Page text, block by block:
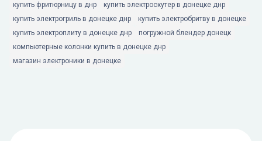
купить фритюрницу в днр
купить электроскутер в донецке днр
купить электрогриль в донецке днр
купить электробритву в донецке
купить электроплиту в донецке днр
погружной блендер донецк
компьютерные колонки купить в донецке днр
магазин электроники в донецке